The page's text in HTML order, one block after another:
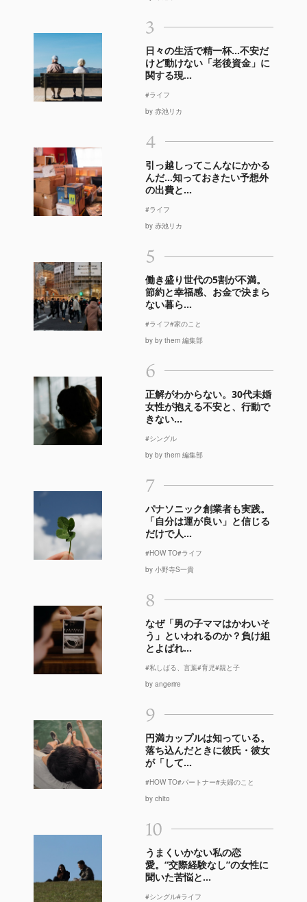
3
日々の生活で精一杯…不安だ
けど動けない「老後資金」に
関する現...
#ライフ
by 赤池リカ
4
引っ越しってこんなにかかる
んだ…知っておきたい予想外
の出費と...
#ライフ
by 赤池リカ
5
働き盛り世代の5割が不満。
節約と幸福感、お金で決まら
ない暮ら...
#ライフ#家のこと
by by them 編集部
6
正解がわからない。30代未婚
女性が抱える不安と、行動で
きない...
#シングル
by by them 編集部
7
パナソニック創業者も実践。
「自分は運が良い」と信じる
だけで人...
#HOW TO#ライフ
by 小野寺S一貴
8
なぜ「男の子ママはかわいそ
う」といわれるのか？負け組
とよばれ...
#私しばる、言葉#育児#親と子
by angerire
9
円満カップルは知っている。
落ち込んだときに彼氏・彼女
が「して...
#HOW TO#パートナー#夫婦のこと
by chito
10
うまくいかない私の恋
愛。“交際経験なし”の女性に
聞いた苦悩と...
#シングル#ライフ